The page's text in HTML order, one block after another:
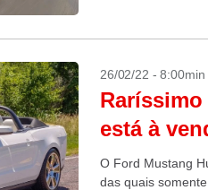
26/02/22 - 8:00min
está à
O Ford Mustang
das quais